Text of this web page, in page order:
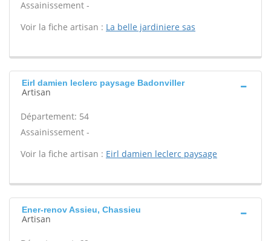
Assainissement -
Voir la fiche artisan : La belle jardiniere sas
Eirl damien leclerc paysage Badonviller
Artisan
Département: 54
Assainissement -
Voir la fiche artisan : Eirl damien leclerc paysage
Ener-renov Assieu, Chassieu
Artisan